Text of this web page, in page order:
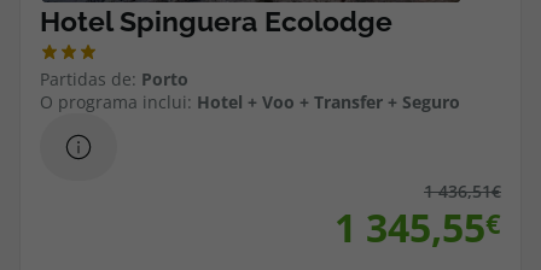
Partidas de: Porto
O programa inclui: Hotel + Voo + Transfer + Seguro
1 436,51
1 345,55